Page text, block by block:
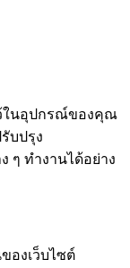
ในอุปกรณ์ของคุณ
บปรุง
ๆ ทำงานได้อย่าง
องเว็บไซต์